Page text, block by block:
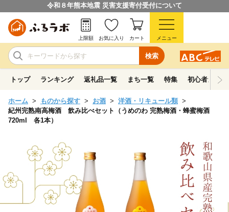
令和８年熊本地震 災害支援寄付受付について
検索
上限額 お気に入り カート メニュー
トップ ランキング 返礼品一覧 まち一覧 特集 初心者ガイド
ホーム ものから探す お酒
洋酒・リキュール類
紀州完熟南高梅酒 飲み比べセット（うめのわ 完熟梅酒・蜂蜜梅酒
720ml 各1本）